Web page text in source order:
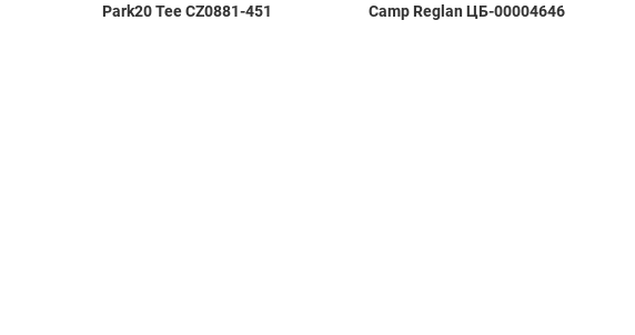
Park20 Tee CZ0881-451
Camp Reglan ЦБ-00004646